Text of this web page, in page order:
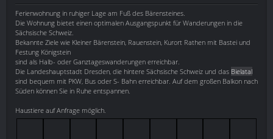
Ferienwohnung in ruhiger Lage am Fuß des Bärensteines.
Die Wohnung bietet einen optimalen Ausgangspunkt für Wanderungen in die
Sächsische Schweiz.
Bekannte Ziele wie Kleiner Bärenstein, Rauenstein, Kurort Rathen mit Bastei und
Festung Königstein
sind als Halb- oder Ganztageswanderungen erreichbar.
Die Landeshauptstadt Dresden, die hintere Sächsische Schweiz und das Bielatal
sind bequem mit PKW, Bus oder S- Bahn erreichbar. Auf dem großen Balkon nach
Süden können Sie in Ruhe entspannen.
Haustiere auf Anfrage möglich.